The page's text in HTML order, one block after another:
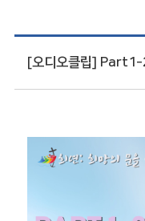
[오디오클립]